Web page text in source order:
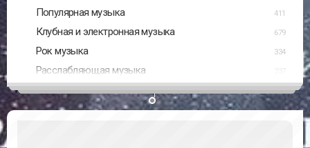
Популярная музыка 411
Клубная и электронная музыка 679
Рок музыка 334
Расслабляющая музыка